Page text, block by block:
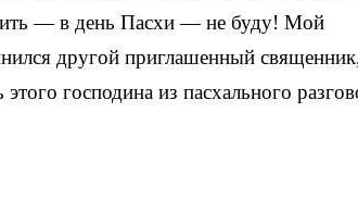
— в день Пасхи — не буду! Мой
другой приглашенный
господина из пасхального